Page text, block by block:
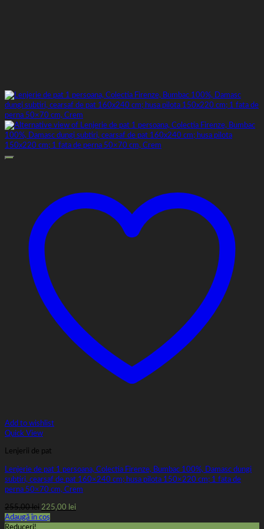
Add to wishlist
Quick View
Lenjerii de pat
Lenjerie de pat 1 persoana, Colectia Firenze, Bumbac 100%, Damasc dungi
subtiri, cearsaf de pat 160×240 cm; husa pilota 150×220 cm; 1 fata de
perna 50×70 cm, Crem
255,00lei Prețul
inițial
225,00 leiPrețul
Adaugă în coș
Reduceri!